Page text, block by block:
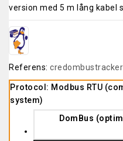
version med 5 m lång kabel
Referens:
Protocol: Modbus RTU
system)
DomBus